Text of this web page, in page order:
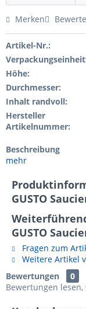
Merken
Artikel-Nr.:
Höhe:
Durchmesser:
Inhalt randvoll:
Hersteller
Artikelnummer:
Beschreibung
mehr
GUSTO
GUSTO
Fragen zum
Weitere Artikel
Bewertungen
0
Bewertungen